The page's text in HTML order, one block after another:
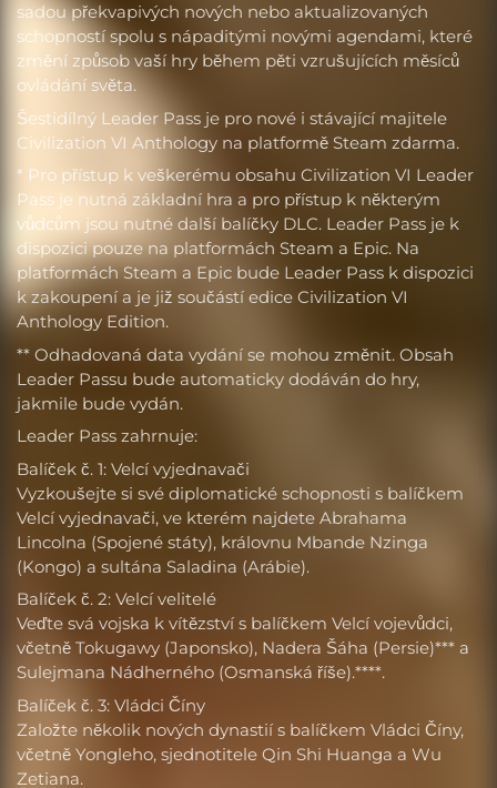
sadou překvapivých nových nebo aktualizovaných
schopností spolu s nápaditými novými agendami, které
změní způsob vaší hry během pěti vzrušujících měsíců
ovládání světa.
Šestidílný Leader Pass je pro nové i stávající majitele
Civilization VI Anthology na platformě Steam zdarma.
* Pro přístup k veškerému obsahu Civilization VI Leader
Pass je nutná základní hra a pro přístup k některým
vůdcům jsou nutné další balíčky DLC. Leader Pass je k
dispozici pouze na platformách Steam a Epic. Na
platformách Steam a Epic bude Leader Pass k dispozici
k zakoupení a je již součástí edice Civilization VI
Anthology Edition.
** Odhadovaná data vydání se mohou změnit. Obsah
Leader Passu bude automaticky dodáván do hry,
jakmile bude vydán.
Leader Pass zahrnuje:
Balíček č. 1: Velcí vyjednavači
Vyzkoušejte si své diplomatické schopnosti s balíčkem
Velcí vyjednavači, ve kterém najdete Abrahama
Lincolna (Spojené státy), královnu Mbande Nzinga
(Kongo) a sultána Saladina (Arábie).
Balíček č. 2: Velcí velitelé
Veďte svá vojska k vítězství s balíčkem Velcí vojevůdci,
včetně Tokugawy (Japonsko), Nadera Šáha (Persie)*** a
Sulejmana Nádherného (Osmanská říše).****.
Balíček č. 3: Vládci Číny
Založte několik nových dynastií s balíčkem Vládci Číny,
včetně Yongleho, sjednotitele Qin Shi Huanga a Wu
Zetiana.